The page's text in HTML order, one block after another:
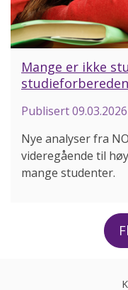
Mange er ikke
Publisert09.03.2026
Nye analyser fra
videregående til
mange studenter.